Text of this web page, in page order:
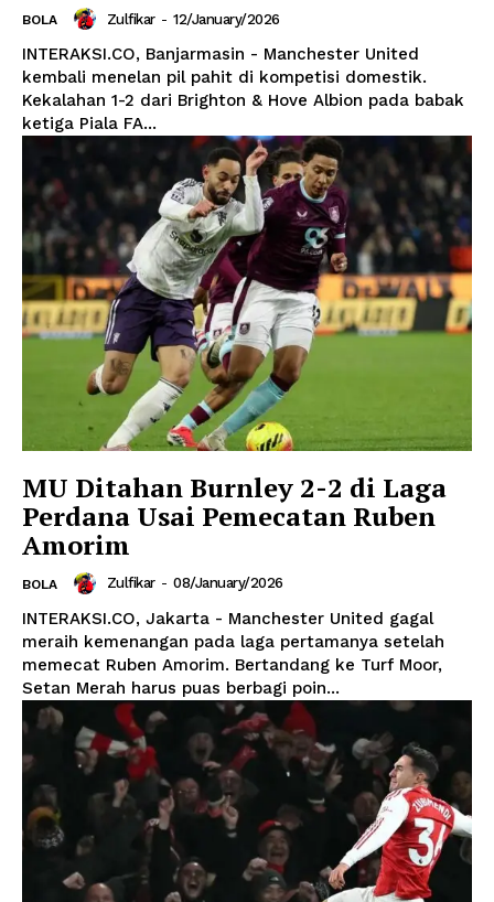
BOLA Zulfikar - 12/January/2026
INTERAKSI.CO, Banjarmasin - Manchester United
kembali menelan pil pahit di kompetisi domestik.
Kekalahan 1-2 dari Brighton & Hove Albion pada babak
ketiga Piala FA...
MU Ditahan Burnley 2-2 di Laga
Perdana Usai Pemecatan Ruben
Amorim
BOLA Zulfikar - 08/January/2026
INTERAKSI.CO, Jakarta - Manchester United gagal
meraih kemenangan pada laga pertamanya setelah
memecat Ruben Amorim. Bertandang ke Turf Moor,
Setan Merah harus puas berbagi poin...